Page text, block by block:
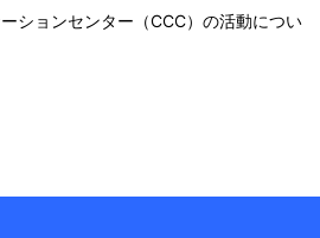
ションセンター（CCC）の活動につい